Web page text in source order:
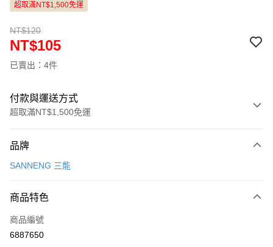
超取滿NT$1,500免運
NT$120
NT$105
已賣出：4件
付款與運送方式
超取滿NT$1,500免運
信用卡一次付款
Apple Pay
悠遊付
品牌
SANNENG 三能
商品特色
商品編號
6887650